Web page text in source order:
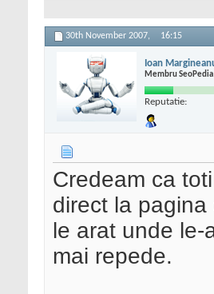
30th November 2007, 16:15
Ioan
Membru SeoPedia
Reputatie:
Credeam ca
direct la
le arat unde
mai repede.